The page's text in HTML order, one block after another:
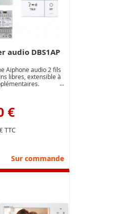
audio DBS1AP
Aiphone audio 2 fils
libres, extensible à
€
Sur commande